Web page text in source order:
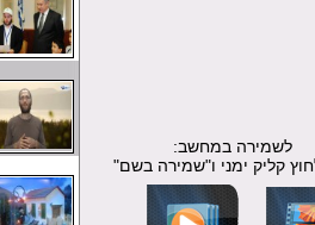
במחשב:
קליק ימני ו"שמירה בשם"